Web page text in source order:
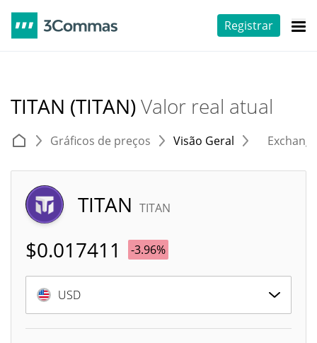
Registrar
TITAN (TITAN)Valor real atual
Gráficos de preços Visão Geral
TITAN TITAN
$0.017411 -3.96%
USD